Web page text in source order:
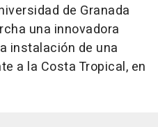
de Granada
una innovadora
instalación de una
a la Costa Tropical, en